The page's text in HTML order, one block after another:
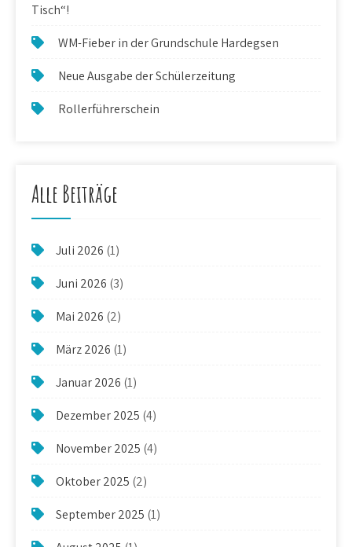
Tisch“!
WM-Fieber in der Grundschule Hardegsen
Neue Ausgabe der Schülerzeitung
Rollerführerschein
Alle Beiträge
Juli 2026 (1)
Juni 2026 (3)
Mai 2026 (2)
März 2026 (1)
Januar 2026 (1)
Dezember 2025 (4)
November 2025 (4)
Oktober 2025 (2)
September 2025 (1)